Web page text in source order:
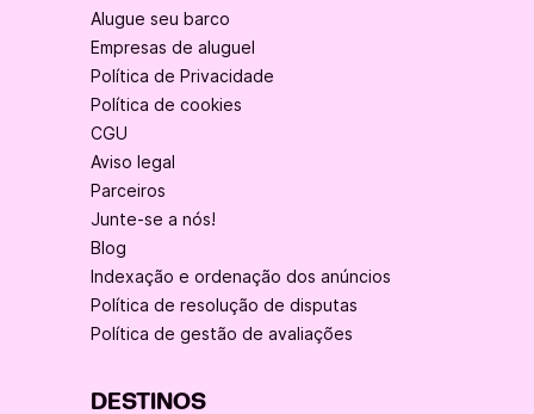
Alugue seu barco
Empresas de aluguel
Política de Privacidade
Política de cookies
CGU
Aviso legal
Parceiros
Junte-se a nós!
Blog
Indexação e ordenação dos anúncios
Política de resolução de disputas
Política de gestão de avaliações
DESTINOS